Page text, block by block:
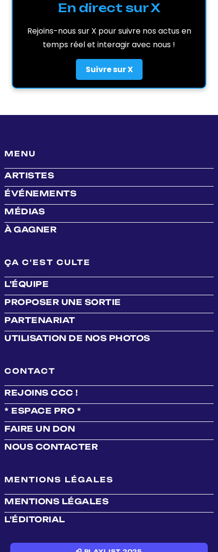
En direct sur X
Rejoins-nous sur X pour suivre nos actus en
temps réel et interagir avec nous !
Suivre sur X
MENU
ARTISTES
ÉVÉNEMENTS
MÉDIAS
À GAGNER
ÇA C'EST CULTE
L'ÉQUIPE
PROPOSER UNE SORTIE
PARTENARIAT
UTILISATION DE NOS PHOTOS
CONTACT
REJOINS CCC !
* ESPACE PRO *
FAIRE UN DON
NOUS CONTACTER
MENTIONS LÉGALES
MENTIONS LÉGALES
L'ÉDITORIAL